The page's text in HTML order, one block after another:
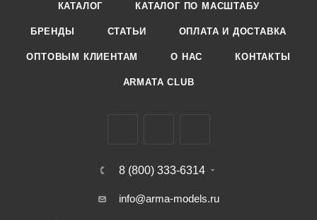
КАТАЛОГ КАТАЛОГ ПО МАСШТАБУ
БРЕНДЫ СТАТЬИ ОПЛАТА И ДОСТАВКА
ОПТОВЫМ КЛИЕНТАМ О НАС КОНТАКТЫ
ARMATA CLUB
8 (800) 333-6314
info@arma-models.ru